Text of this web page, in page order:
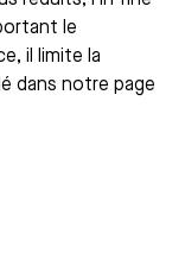
le
il limite la
dans notre page